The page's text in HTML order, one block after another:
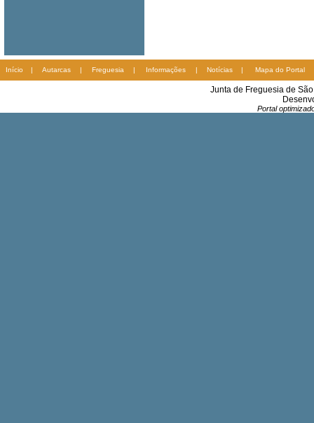
Início | Autarcas | Freguesia | Informações | Notícias | Mapa do Portal
Junta de Freguesia de
Portal